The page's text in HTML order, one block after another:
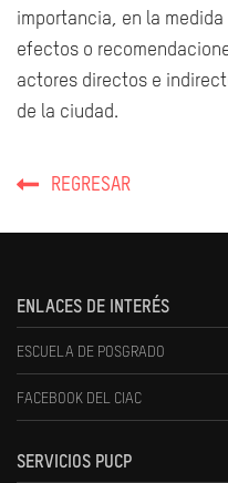
importancia, en la
efectos o
actores directos e
de la ciudad.
REGRESAR
ENLACES DE INTERÉS
ESCUELA DE POSGRADO
FACEBOOK DEL CIAC
SERVICIOS PUCP